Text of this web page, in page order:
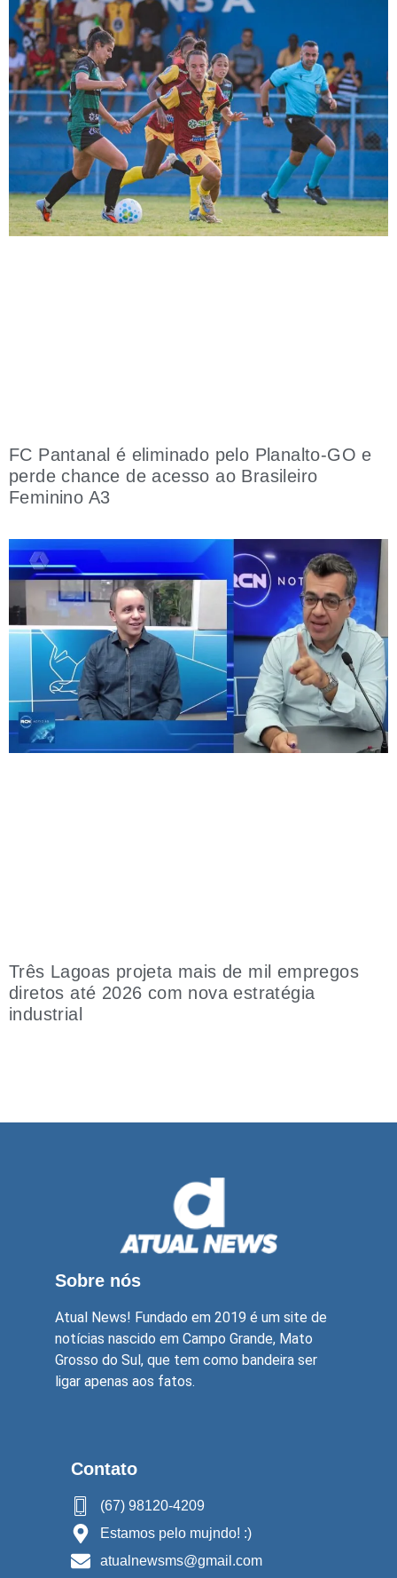
FC Pantanal é eliminado pelo Planalto-GO e
perde chance de acesso ao Brasileiro
Feminino A3
Três Lagoas projeta mais de mil empregos
diretos até 2026 com nova estratégia
industrial
Sobre nós
Atual News! Fundado em 2019 é um site de
notícias nascido em Campo Grande, Mato
Grosso do Sul, que tem como bandeira ser
ligar apenas aos fatos.
Contato
(67) 98120-4209
Estamos pelo mujndo! :)
atualnewsms@gmail.com